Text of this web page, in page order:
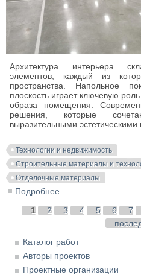
Архитектура интерьера
элементов, каждый из
пространства. Напольное
плоскость играет ключевую
образа помещения.
решения, которые
выразительными эстетическими
Технологии и недвижимость
Строительные материалы и
Отделочные материалы
Подробнее
глянцевых
Страницы
1 2 3 4 5 6 7
Каталог работ
Авторы проектов
Проектные организации